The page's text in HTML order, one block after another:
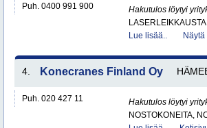
Puh. 0400 991 900
Hakutulos löytyi
Lue lisää..
4. Konecranes Finland Oy
Puh. 020 427 11
Hakutulos löytyi
NOSTOKONEITA,